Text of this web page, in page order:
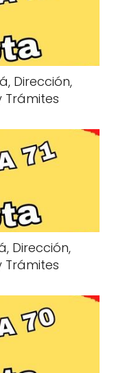
Dirección,
Trámites
Dirección,
Trámites